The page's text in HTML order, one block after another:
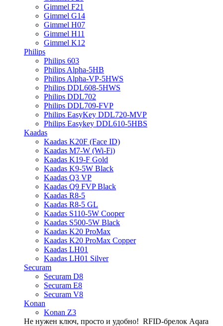
Gimmel F21
Gimmel G14
Gimmel H07
Gimmel H11
Gimmel K12
Philips
Philips 603
Philips Alpha-5HB
Philips Alpha-VP-5HWS
Philips DDL608-5HWS
Philips DDL702
Philips DDL709-FVP
Philips EasyKey DDL720-MVP
Philips Easykey DDL610-5HBS
Kaadas
Kaadas K20F (Face ID)
Kaadas M7-W (Wi-Fi)
Kaadas K19-F Gold
Kaadas K9-5W Black
Kaadas Q3 VP
Kaadas Q9 FVP Black
Kaadas R8-5
Kaadas R8-5 GL
Kaadas S110-5W Cooper
Kaadas S500-5W Black
Kaadas K20 ProMax
Kaadas K20 ProMax Copper
Kaadas LH01
Kaadas LH01 Silver
Securam
Securam D8
Securam E8
Securam V8
Konan
Konan Z3
Не нужен ключ, просто и удобно! RFID-брелок Aqara